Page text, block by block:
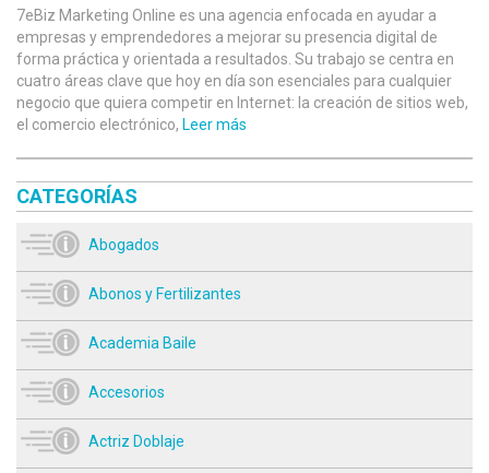
7eBiz Marketing Online es una agencia enfocada en ayudar a
empresas y emprendedores a mejorar su presencia digital de
forma práctica y orientada a resultados. Su trabajo se centra en
cuatro áreas clave que hoy en día son esenciales para cualquier
negocio que quiera competir en Internet: la creación de sitios web,
el comercio electrónico, Leer más
CATEGORÍAS
Abogados
Abonos y Fertilizantes
Academia Baile
Accesorios
Actriz Doblaje